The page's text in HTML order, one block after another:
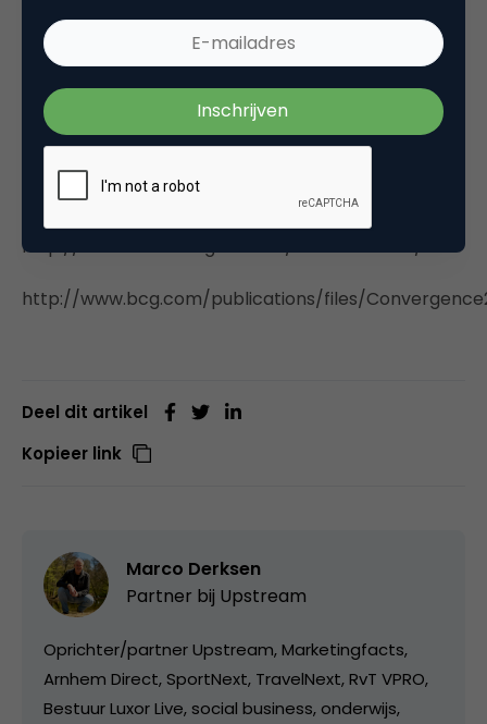
bewegingen mogelijk te maken. De initiatieven
dienen te worden beschouwd als ondernemingen
op zich. Talent van zowel binnen als buiten het
bedrijf, moet erbij worden betrokken.
Partnerschappen moeten worden opgezocht en
onderhouden.
http://www.marketingonline.nl/researchbase/
http://www.bcg.com/publications/files/
Deel dit artikel
Kopieer link
Marco Derksen
Partner bij Upstream
Oprichter/partner Upstream, Marketingfacts,
Arnhem Direct, SportNext, TravelNext, RvT VPRO,
Bestuur Luxor Live, social business, onderwijs,